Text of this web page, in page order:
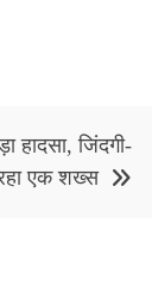
हादसा, जिंदगी-
एक शख्स